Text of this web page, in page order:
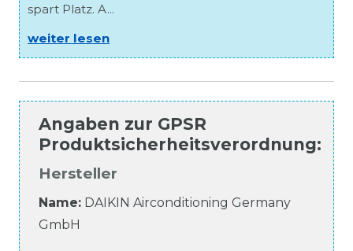
spart Platz. A...
weiter lesen
Angaben zur GPSR
Produktsicherheitsverordnung:
Hersteller
Name: DAIKIN Airconditioning Germany
GmbH